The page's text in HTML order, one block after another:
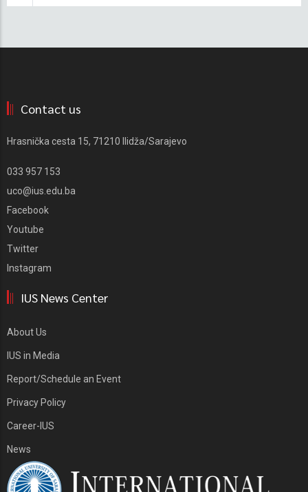
Contact us
Hrasnička cesta 15, 71210 Ilidža/Sarajevo
033 957 153
uco@ius.edu.ba
Facebook
Youtube
Twitter
Instagram
IUS News Center
About Us
IUS in Media
Report/Schedule an Event
Privacy Policy
Career-IUS
News